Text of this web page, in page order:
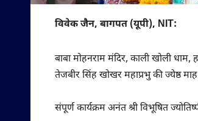
विवेक जैन, बागपत (यूपी), NIT:
बाबा मोहनराम मंदिर, काली खोली धाम,
तेजबीर सिंह खोखर महाप्रभु की ज्येष्ठ
संपूर्ण कार्यक्रम अनंत श्री विभूषित